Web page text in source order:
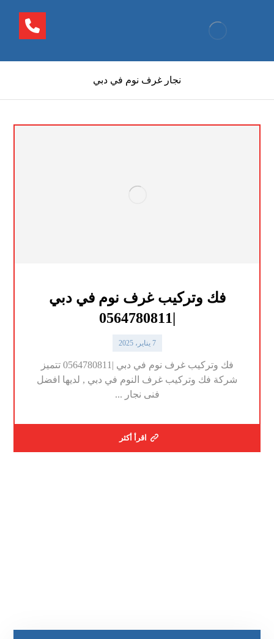
نجار غرف نوم في دبي
فك وتركيب غرف نوم في دبي
|0564780811
7 يناير، 2025
فك وتركيب غرف نوم في دبي |0564780811 تتميز
شركة فك وتركيب غرف النوم في دبي , لديها افضل
فنى نجار ...
اقرأ أكثر